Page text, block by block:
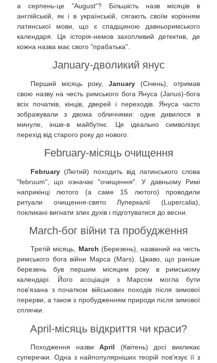
а серпень-це "August"? Більшість назв місяців в
англійській, як і в українській, сягають своїм корінням
латинської мови, що є спадщиною давньоримського
календаря. Ця історія-немов захопливий детектив, де
кожна назва має свого "прабатька".
January-дволикий янус
Перший місяць року, January (Січень), отримав
свою назву на честь римського бога Януса (Janus)-бога
всіх початків, кінців, дверей і переходів. Януса часто
зображували з двома обличчями: одне дивилося в
минуле, інше-в майбутнє. Це ідеально символізує
перехід від старого року до нового.
February-місяць очищення
February (Лютий) походить від латинського слова
"februum", що означає "очищення". У давньому Римі
наприкінці лютого (а саме 15 лютого) проводили
ритуали очищення-свято Луперкалії (Lupercalia),
покликані вигнати злих духів і підготуватися до весни.
March-бог війни та пробудження
Третій місяць, March (Березень), названий на честь
римського бога війни Марса (Mars). Цікаво, що раніше
березень був першим місяцем року в римському
календарі. Його асоціація з Марсом могла бути
пов'язана з початком військових походів після зимової
перерви, а також з пробудженням природи після зимової
сплячки.
April-місяць відкриття чи краси?
Походження назвиApril (Квітень) досі викликає
суперечки. Одна з найпопулярніших теорій пов'язує її з